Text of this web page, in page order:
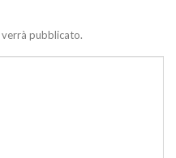
verrà pubblicato.